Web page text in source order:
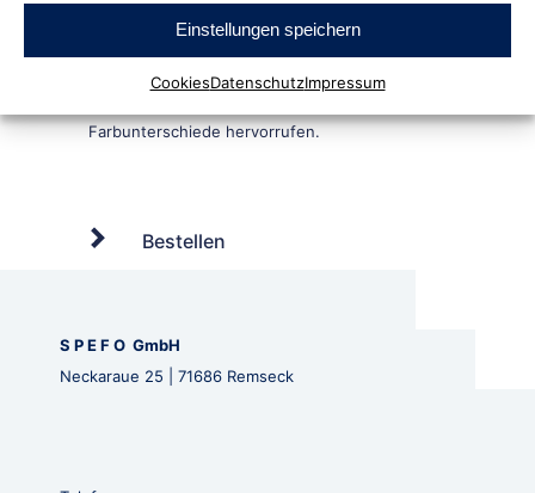
Einstellungen speichern
CookiesDatenschutzImpressum
Bestellen
S P E F O GmbH
Neckaraue 25 | 71686 Remseck